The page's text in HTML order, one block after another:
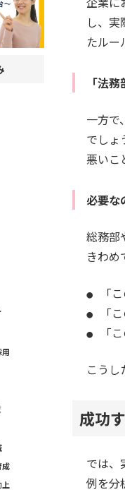
し、
たルー
「法
一方で
でしょ
悪いこ
必要な
総務部
きわめ
「
「
「
こう
成功
では、
例を分
成
上